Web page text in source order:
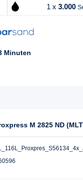
1 x 3.000
Minuten
M 2825 ND